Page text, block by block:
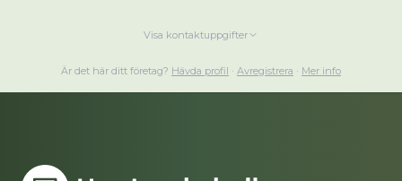
Visa kontaktuppgifter
Är det här ditt företag? Hävda profil · Avregistrera · Mer info